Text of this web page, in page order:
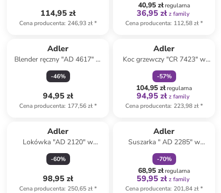
114,95 zł
Cena producenta: 246,93 zł*
40,95 złregularna
36,95 zł z family
Cena producenta: 112,58 zł*
Adler
Blender ręczny "AD 4617" w
kolorze czarnym
-46%
94,95 zł
Cena producenta: 177,56 zł*
Adler
Koc grzewczy "CR 7423" w
kolorze beżowym - 150 x 80
cm
-57%
104,95 złregularna
94,95 zł z family
Cena producenta: 223,98 zł*
Adler
Lokówka "AD 2120" w
kolorze jasnoróżowo-czarnym
-60%
98,95 zł
Cena producenta: 250,65 zł*
Adler
Suszarka " AD 2285" w
kolorze białym
-70%
68,95 złregularna
59,95 zł z family
Cena producenta: 201,84 zł*